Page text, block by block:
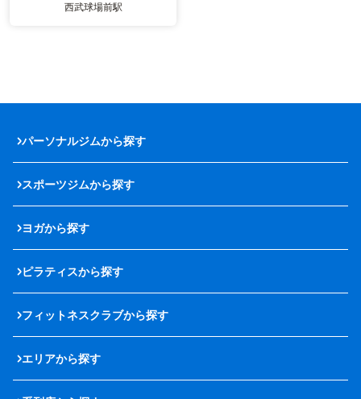
西武球場前駅
パーソナルジムから探す
スポーツジムから探す
ヨガから探す
ピラティスから探す
フィットネスクラブから探す
エリアから探す